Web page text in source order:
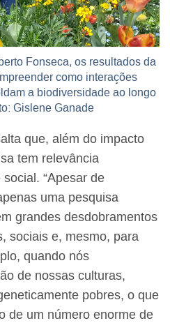
Fonseca, os resultados da
como interações
a biodiversidade ao longo
Gislene Ganade
que, além do impacto
tem relevância
“Apesar de
uma pesquisa
grandes desdobramentos
sociais e, mesmo, para
quando nós
de nossas culturas,
pobres, o que
de um número enorme de